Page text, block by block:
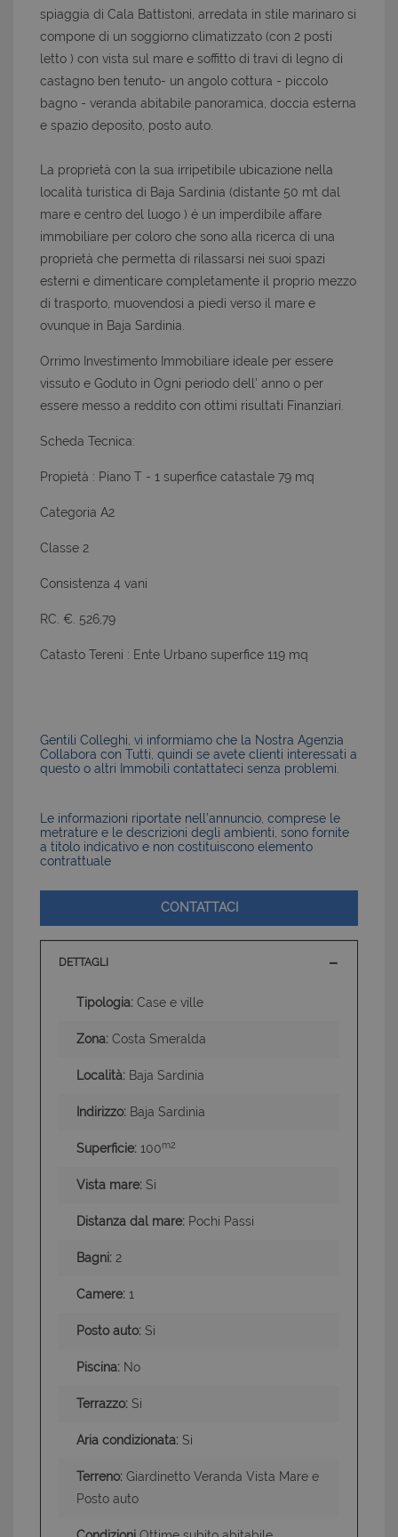
spiaggia di Cala Battistoni, arredata in stile marinaro si
compone di un soggiorno climatizzato (con 2 posti
letto ) con vista sul mare e soffitto di travi di legno di
castagno ben tenuto- un angolo cottura - piccolo
bagno - veranda abitabile panoramica, doccia esterna
e spazio deposito, posto auto.
La proprietà con la sua irripetibile ubicazione nella
località turistica di Baja Sardinia (distante 50 mt dal
mare e centro del luogo ) é un imperdibile affare
immobiliare per coloro che sono alla ricerca di una
proprietà che permetta di rilassarsi nei suoi spazi
esterni e dimenticare completamente il proprio mezzo
di trasporto, muovendosi a piedi verso il mare e
ovunque in Baja Sardinia.
Orrimo Investimento Immobiliare ideale per essere
vissuto e Goduto in Ogni periodo dell' anno o per
essere messo a reddito con ottimi risultati Finanziari.
Scheda Tecnica:
Propietà : Piano T - 1 superfice catastale 79 mq
Categoria A2
Classe 2
Consistenza 4 vani
RC. €. 526,79
Catasto Tereni : Ente Urbano superfice 119 mq
Gentili Colleghi, vi informiamo che la Nostra Agenzia
Collabora con Tutti, quindi se avete clienti interessati a
questo o altri Immobili contattateci senza problemi.
Le informazioni riportate nell’annuncio, comprese le
metrature e le descrizioni degli ambienti, sono fornite
a titolo indicativo e non costituiscono elemento
contrattuale
CONTATTACI
DETTAGLI
Tipologia: Case e ville
Zona: Costa Smeralda
Località: Baja Sardinia
Indirizzo: Baja Sardinia
Superficie: 100m2
Vista mare: Si
Distanza dal mare: Pochi Passi
Bagni: 2
Camere: 1
Posto auto: Si
Piscina: No
Terrazzo: Si
Aria condizionata: Si
Terreno: Giardinetto Veranda Vista Mare e
Posto auto